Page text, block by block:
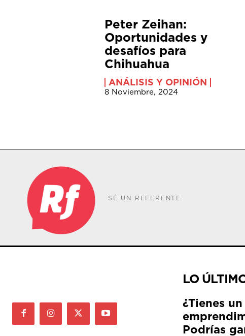
Peter Zeihan:
Oportunidades y
desafíos para
Chihuahua
ANÁLISIS Y OPINIÓN
8 Noviembre, 2024
SÉ UN REFERENTE
LO
¿Tienes un
Podrías